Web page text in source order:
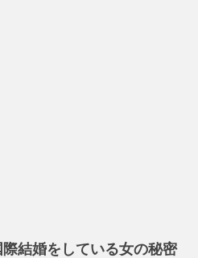
際結婚をしている女の秘密